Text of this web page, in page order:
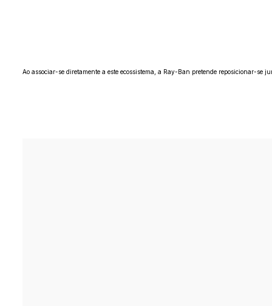
Ao associar-se diretamente a este ecossistema, a Ray-Ban pretende reposicionar-se